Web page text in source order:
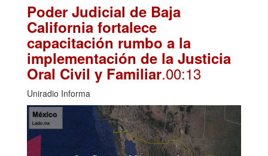
Poder Judicial de Baja
California fortalece
capacitación rumbo a la
implementación de la Justicia
Oral Civil y Familiar.00:13
Uniradio Informa